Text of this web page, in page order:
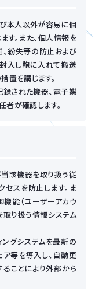
本人以外が容易に個
す。また、個人情報を
紛失等の防止および
入し鞄に入れて搬送
置を講じます。
された機器、電子媒
が確認します。
該機器を取り扱う従
スを防止します。ま
能（ユーザーアカウ
取り扱う情報システム
グシステムを最新の
ア等を導入し、自動更
ことにより外部から